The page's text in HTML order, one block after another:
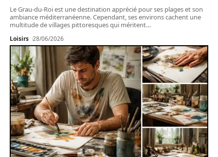
Le Grau-du-Roi est une destination apprécié pour ses plages et son
ambiance méditerranéenne. Cependant, ses environs cachent une
multitude de villages pittoresques qui méritent…
Loisirs 28/06/2026